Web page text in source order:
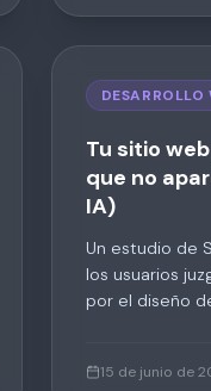
DESARROLLO
Tu sitio
que no
IA)
Un estudio de
los usuarios
por el diseño
ya sé por qué
15 de junio de